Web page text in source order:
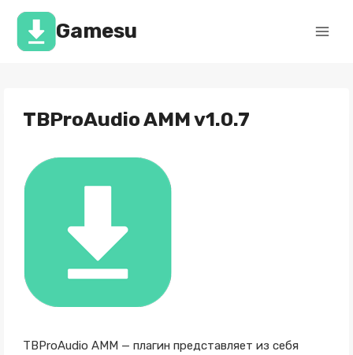
Перейти
содержимомуGamesu
TBProAudio AMM v1.0.7
TBProAudio AMM — плагин представляет из себя